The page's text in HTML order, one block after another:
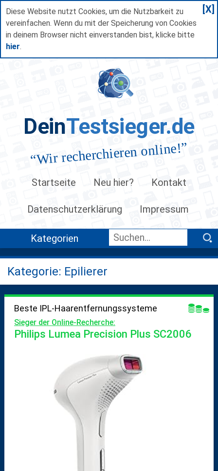
Diese Website nutzt Cookies, um die Nutzbarkeit zu
vereinfachen. Wenn du mit der Speicherung von Cookies
in deinem Browser nicht einverstanden bist, klicke bitte
hier.
[X]
DeinTestsieger.de
“Wir recherchieren online!”
Startseite Neu hier? Kontakt
Datenschutzerklärung Impressum
Kategorien
Kategorie: Epilierer
Beste IPL-Haarentfernungssysteme
Sieger der Online-Recherche:
Philips Lumea Precision Plus SC2006